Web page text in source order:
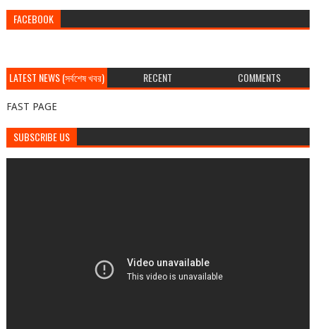
FACEBOOK
LATEST NEWS (সর্বশেষ খবর) RECENT COMMENTS
FAST PAGE
SUBSCRIBE US